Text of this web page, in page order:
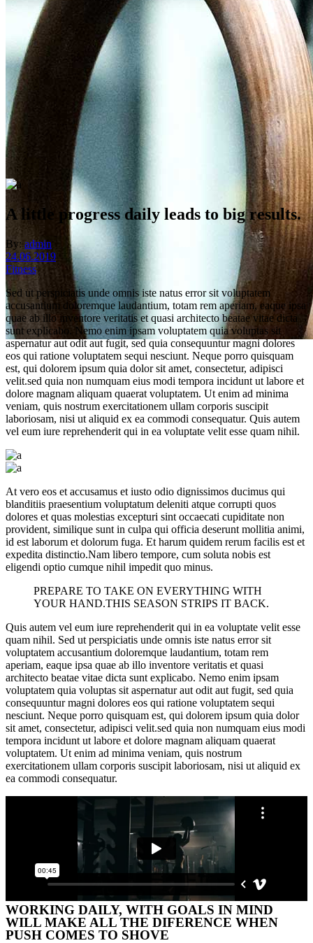
read the new post
фитнес-клуб «Движение»
A little progress daily leads to big results.
By: admin
24.06.2019
Fitness
Sed ut perspiciatis unde omnis iste natus error sit voluptatem
accusantium doloremque laudantium, totam rem aperiam, eaque ipsa
quae ab illo inventore veritatis et quasi architecto beatae vitae dicta
sunt explicabo. Nemo enim ipsam voluptatem quia voluptas sit
aspernatur aut odit aut fugit, sed quia consequuntur magni dolores
eos qui ratione voluptatem sequi nesciunt. Neque porro quisquam
est, qui dolorem ipsum quia dolor sit amet, consectetur, adipisci
velit.sed quia non numquam eius modi tempora incidunt ut labore et
dolore magnam aliquam quaerat voluptatem. Ut enim ad minima
veniam, quis nostrum exercitationem ullam corporis suscipit
laboriosam, nisi ut aliquid ex ea commodi consequatur. Quis autem
vel eum iure reprehenderit qui in ea voluptate velit esse quam nihil.
At vero eos et accusamus et iusto odio dignissimos ducimus qui
blanditiis praesentium voluptatum deleniti atque corrupti quos
dolores et quas molestias excepturi sint occaecati cupiditate non
provident, similique sunt in culpa qui officia deserunt mollitia animi,
id est laborum et dolorum fuga. Et harum quidem rerum facilis est et
expedita distinctio.Nam libero tempore, cum soluta nobis est
eligendi optio cumque nihil impedit quo minus.
PREPARE TO TAKE ON EVERYTHING WITH
YOUR HAND.THIS SEASON STRIPS IT BACK.
Quis autem vel eum iure reprehenderit qui in ea voluptate velit esse
quam nihil. Sed ut perspiciatis unde omnis iste natus error sit
voluptatem accusantium doloremque laudantium, totam rem
aperiam, eaque ipsa quae ab illo inventore veritatis et quasi
architecto beatae vitae dicta sunt explicabo. Nemo enim ipsam
voluptatem quia voluptas sit aspernatur aut odit aut fugit, sed quia
consequuntur magni dolores eos qui ratione voluptatem sequi
nesciunt. Neque porro quisquam est, qui dolorem ipsum quia dolor
sit amet, consectetur, adipisci velit.sed quia non numquam eius modi
tempora incidunt ut labore et dolore magnam aliquam quaerat
voluptatem. Ut enim ad minima veniam, quis nostrum
exercitationem ullam corporis suscipit laboriosam, nisi ut aliquid ex
ea commodi consequatur.
WORKING DAILY, WITH GOALS IN MIND
WILL MAKE ALL THE DIFERENCE WHEN
PUSH COMES TO SHOVE